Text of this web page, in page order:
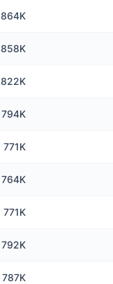
864K
858K
822K
794K
771K
764K
771K
792K
787K